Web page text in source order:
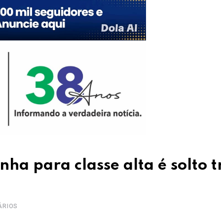
para classe alta é solto